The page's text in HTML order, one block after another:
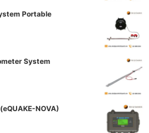
Portable
System
NOVA)